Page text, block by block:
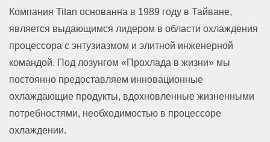
Компания Titan основанна в 1989 году в Тайване,
является выдающимся лидером в области охлаждения
процессора с энтузиазмом и элитной инженерной
командой. Под лозунгом «Прохлада в жизни» мы
постоянно предоставляем инновационные
охлаждающие продукты, вдохновленные жизненными
потребностями, необходимостью в процессоре
охлаждении.